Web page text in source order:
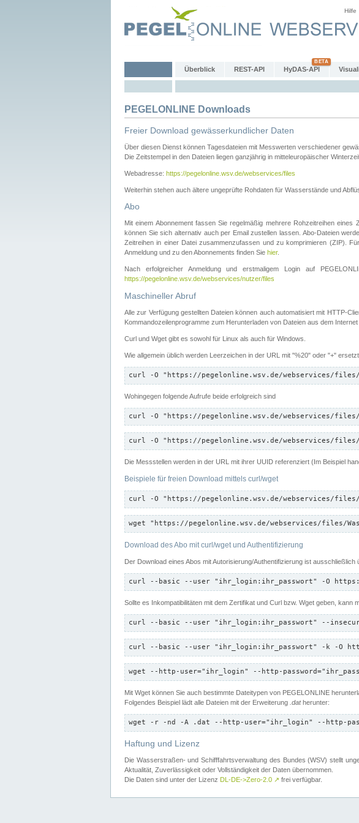
Hilfe
Überblick REST-API HyDAS-API
PEGELONLINE Downloads
Freier Download gewässerkundlicher Daten
Über diesen Dienst können Tagesdateien mit Messwerten verschiedener
Die Zeitstempel in den Dateien liegen ganzjährig in mitteleuropäischer
Webadresse: https://pegelonline.wsv.de/webservices/files
Weiterhin stehen auch ältere ungeprüfte Rohdaten für Wasserstände und
Abo
Mit einem Abonnement fassen Sie regelmäßig mehrere Rohzeitreihen
können Sie sich alternativ auch per Email zustellen lassen. Abo-Dateien
Zeitreihen in einer Datei zusammenzufassen und zu komprimieren (ZIP).
Anmeldung und zu den Abonnements finden Sie hier.
Nach erfolgreicher Anmeldung und erstmaligem Login auf
https://pegelonline.wsv.de/webservices/nutzer/files
Maschineller Abruf
Alle zur Verfügung gestellten Dateien können auch automatisiert mit HTTP-
Kommandozeilenprogramme zum Herunterladen von Dateien aus dem
Curl und Wget gibt es sowohl für Linux als auch für Windows.
Wie allgemein üblich werden Leerzeichen in der URL mit "%20" oder "+"
curl -O "https://pegelonline.wsv.de/webservices/files/
Wohingegen folgende Aufrufe beide erfolgreich sind
curl -O "https://pegelonline.wsv.de/webservices/files/
curl -O "https://pegelonline.wsv.de/webservices/files/
Die Messstellen werden in der URL mit ihrer UUID referenziert (Im Beispiel
Beispiele für freien Download mittels curl/wget
curl -O "https://pegelonline.wsv.de/webservices/files/
wget "https://pegelonline.wsv.de/webservices/files/
Download des Abo mit curl/wget und Authentifizierung
Der Download eines Abos mit Autorisierung/Authentifizierung ist ausschließlich
curl --basic --user "ihr_login:ihr_passwort" -O
Sollte es Inkompatibilitäten mit dem Zertifikat und Curl bzw. Wget geben,
curl --basic --user "ihr_login:ihr_passwort" --
curl --basic --user "ihr_login:ihr_passwort" -k -O
wget --http-user="ihr_login" --http-
Mit Wget können Sie auch bestimmte Dateitypen von PEGELONLINE
Folgendes Beispiel lädt alle Dateien mit der Erweiterung .datherunter:
wget -r -nd -A .dat --http-user="ihr_login" --http-
Haftung und Lizenz
Die Wasserstraßen- und Schifffahrtsverwaltung des Bundes (WSV) stellt
Aktualität, Zuverlässigkeit oder Vollständigkeit der Daten übernommen.
Die Daten sind unter der Lizenz DL-DE->Zero-2.0 ↗ frei verfügbar.